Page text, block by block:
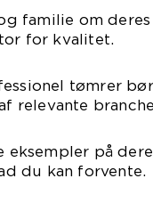
familie om
for kvalitet.
tømrer
relevante
eksempler på
du kan forvente.